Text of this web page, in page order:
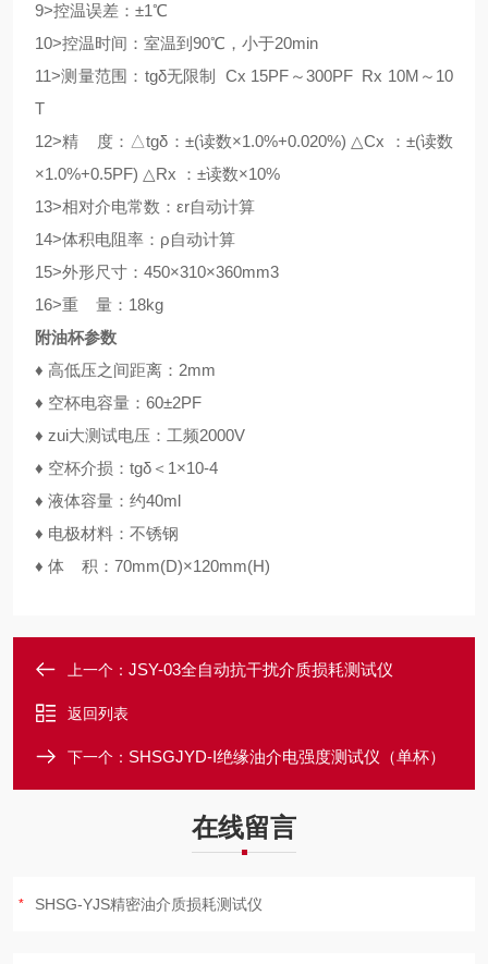
9>控温误差：±1℃
10>控温时间：室温到90℃，小于20min
11>测量范围：tgδ无限制 Cx 15PF～300PF Rx 10M～10
T
12>精 度：△tgδ：±(读数×1.0%+0.020%) △Cx ：±(读数
×1.0%+0.5PF) △Rx ：±读数×10%
13>相对介电常数：εr自动计算
14>体积电阻率：ρ自动计算
15>外形尺寸：450×310×360mm3
16>重 量：18kg
附油杯参数
♦ 高低压之间距离：2mm
♦ 空杯电容量：60±2PF
♦ zui大测试电压：工频2000V
♦ 空杯介损：tgδ＜1×10-4
♦ 液体容量：约40ml
♦ 电极材料：不锈钢
♦ 体 积：70mm(D)×120mm(H)
上一个： JSY-03全自动抗干扰介质损耗测试仪
返回列表
下一个： SHSGJYD-I绝缘油介电强度测试仪（单杯）
在线留言